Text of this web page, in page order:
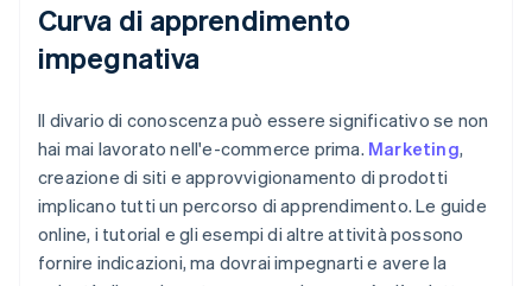
Curva di apprendimento
impegnativa
Il divario di conoscenza può essere significativo se non
hai mai lavorato nell'e-commerce prima. Marketing,
creazione di siti e approvvigionamento di prodotti
implicano tutti un percorso di apprendimento. Le guide
online, i tutorial e gli esempi di altre attività possono
fornire indicazioni, ma dovrai impegnarti e avere la